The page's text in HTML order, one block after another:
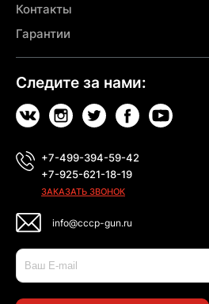
Контакты
Гарантии
Следите за нами:
+7-499-394-59-42
+7-925-621-18-19
ЗАКАЗАТЬ ЗВОНОК
info@cccp-gun.ru